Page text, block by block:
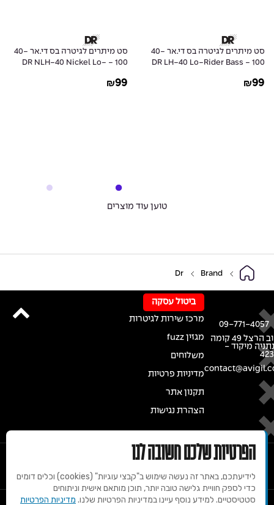
סט מיתרים לגיטרה בס די.אר 40-
100 - DR LH-40 Lo-Rider Bass
₪99
סט מיתרים לגיטרה בס די.אר 40-
100 - DR NLH-40 Nickel Lo-
₪99
טוען עוד מוצרים
Brand
Dr
רחוב הרצל 49 קומה
מיקוד -
09-771-4057
ביטול עסקה
מרכז שירות לגיטרות
מגזין fuzz
משלוחים
מדיניות פרטיות
תקנון אתר
הצהרת נגישות
הפרטיות שלכם חשובה לנו
לידיעתכם, באתר זה נעשה שימוש ב"קבצי עוגיות" (cookies) וכלים דומים
כדי לספק חוויית גלישה טובה יותר, תוכן מותאם אישית וניתוחים
סטטיסטיים. למידע נוסף עיינו במדיניות הפרטיות שלנו. מדיניות הפרטיות